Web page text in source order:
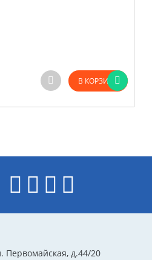
В КОРЗИНУ
Первомайская, д.44/20